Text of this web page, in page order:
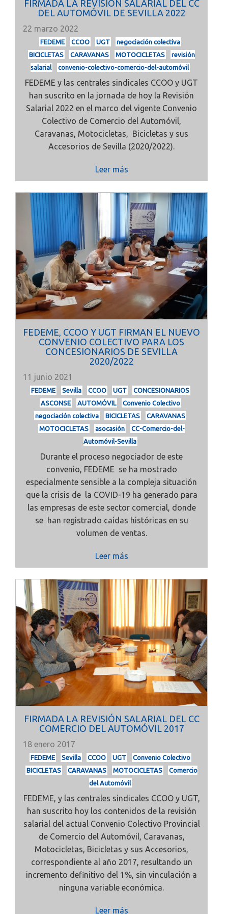
FIRMADA LA REVISIÓN SALARIAL DEL CC
DEL AUTOMÓVIL DE SEVILLA 2022
22 marzo 2022
FEDEME CCOO UGT
negociación colectiva
BICICLETAS
CARAVANAS MOTOCICLETAS
revisión
salarial
convenio-colectivo-comercio-del-automóvil
FEDEME y las centrales sindicales CCOO y UGT
han suscrito en la jornada de hoy la Revisión
Salarial 2022 en el marco del vigente Convenio
Colectivo de Comercio del Automóvil,
Caravanas, Motocicletas, Bicicletas y sus
Accesorios de Sevilla (2020/2022).
Leer más
FEDEME, CCOO Y UGT FIRMAN EL NUEVO
CONVENIO COLECTIVO PARA LOS
CONCESIONARIOS DE SEVILLA
2020/2022
11 junio 2021
FEDEME Sevilla CCOO UGT
CONCESIONARIOS
ASCONSE
AUTOMÓVIL
Convenio Colectivo
negociación colectiva
BICICLETAS
CARAVANAS
MOTOCICLETAS
asocasión
CC-Comercio-del-
Automóvil-Sevilla
Durante el proceso negociador de este
convenio, FEDEME se ha mostrado
especialmente sensible a la compleja situación
que la crisis de la COVID-19 ha generado para
las empresas de este sector comercial, donde
se han registrado caídas históricas en su
volumen de ventas.
Leer más
FIRMADA LA REVISIÓN SALARIAL DEL CC
COMERCIO DEL AUTOMÓVIL 2017
18 enero 2017
FEDEME Sevilla CCOO UGT
Convenio Colectivo
BICICLETAS
CARAVANAS MOTOCICLETAS
Comercio
del Automóvil
FEDEME, y las centrales sindicales CCOO y UGT,
han suscrito hoy los contenidos de la revisión
salarial del actual Convenio Colectivo Provincial
de Comercio del Automóvil, Caravanas,
Motocicletas, Bicicletas y sus Accesorios,
correspondiente al año 2017, resultando un
incremento definitivo del 1%, sin vinculación a
ninguna variable económica.
Leer más